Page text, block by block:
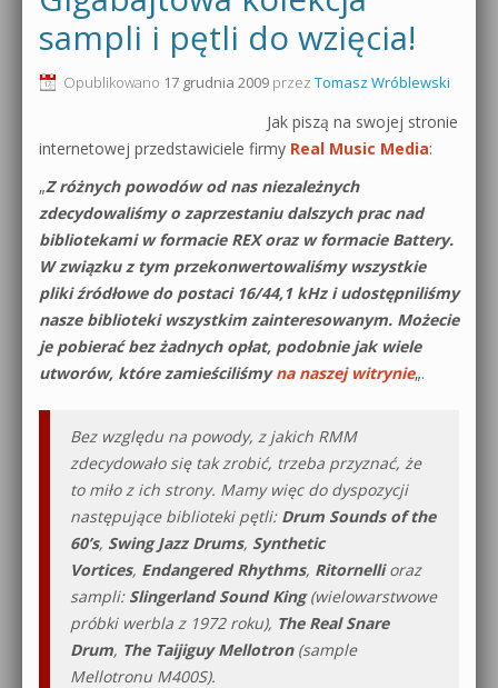
sampli i pętli do wzięcia!
Opublikowano 17 grudnia 2009 przez Tomasz Wróblewski
Jak piszą na swojej stronie
internetowej przedstawiciele firmy Real Music Media:
„Z różnych powodów od nas niezależnych
zdecydowaliśmy o zaprzestaniu dalszych prac nad
bibliotekami w formacie REX oraz w formacie Battery.
W związku z tym przekonwertowaliśmy wszystkie
pliki źródłowe do postaci 16/44,1 kHz i udostępniliśmy
nasze biblioteki wszystkim zainteresowanym. Możecie
je pobierać bez żadnych opłat, podobnie jak wiele
utworów, które zamieściliśmyna naszej witrynie„.
Bez względu na powody, z jakich RMM
zdecydowało się tak zrobić, trzeba przyznać, że
to miło z ich strony. Mamy więc do dyspozycji
następujące biblioteki pętli: Drum Sounds of the
60’s, Swing Jazz Drums, Synthetic
Vortices, Endangered Rhythms, Ritornellioraz
sampli: Slingerland Sound King(wielowarstwowe
próbki werbla z 1972 roku), The Real Snare
Drum, The Taijiguy Mellotron(sample
Mellotronu M400S).